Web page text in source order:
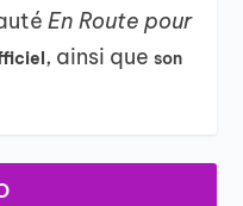
En Route pour
, ainsi queson